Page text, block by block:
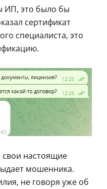
ИП, это было бы
сертификат
специалиста, это
свои настоящие
мошенника.
не говоря уже об